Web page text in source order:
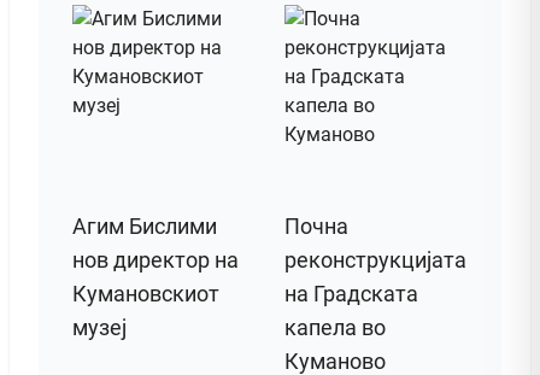
Агим Бислими
нов директор на
Кумановскиот
музеј
Почна
реконструкцијата
на Градската
капела во
Куманово